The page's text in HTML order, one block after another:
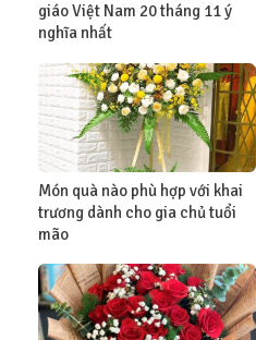
giáo Việt Nam 20 tháng 11 ý
nghĩa nhất
Món quà nào phù hợp với khai
trương dành cho gia chủ tuổi
mão